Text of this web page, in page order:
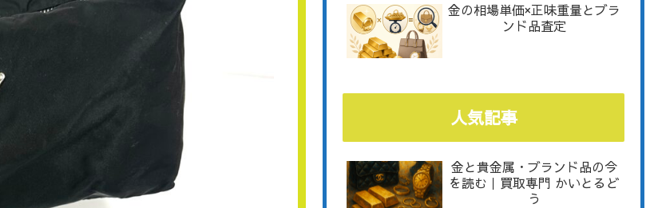
金の相場単価×正味重量とブラ
ンド品査定
人気記事
金と貴金属・ブランド品の今
を読む｜買取専門 かいとるど
う